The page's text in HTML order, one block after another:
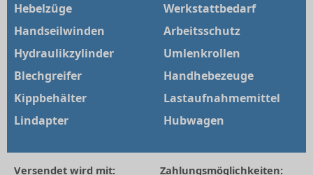
Hebelzüge
Handseilwinden
Hydraulikzylinder
Blechgreifer
Kippbehälter
Lindapter
Werkstattbedarf
Arbeitsschutz
Umlenkrollen
Handhebezeuge
Lastaufnahmemittel
Hubwagen
Versendet wird mit: Zahlungsmöglichkeiten: